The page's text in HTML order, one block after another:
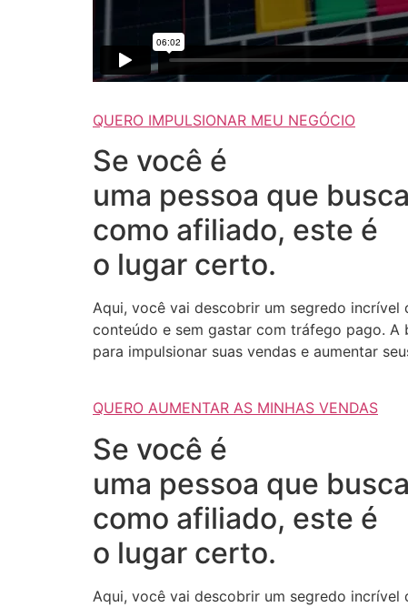
QUERO IMPULSIONAR MEU NEGÓCIO
Se você é
uma pessoa que
como afiliado, este é
o lugar certo.
Aqui, você vai descobrir um segredo incrível
conteúdo e sem gastar com tráfego pago. A
para impulsionar suas vendas e aumentar
QUERO AUMENTAR AS MINHAS VENDAS
Se você é
uma pessoa que
como afiliado, este é
o lugar certo.
Aqui, você vai descobrir um segredo incrível